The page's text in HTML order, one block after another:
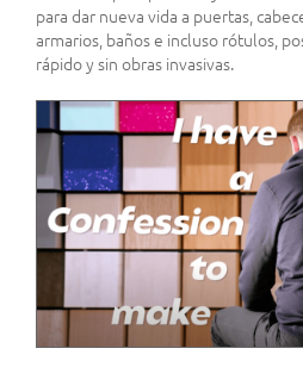
para dar nueva vida a puertas,
armarios, baños e incluso rótulos,
rápido y sin obras invasivas.